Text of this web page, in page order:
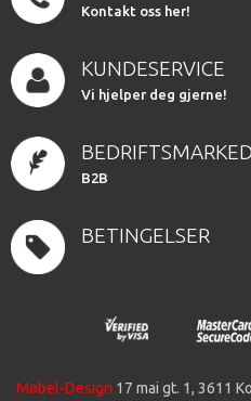
Kontakt oss her!
KUNDESERVICE
Vi hjelper deg gjerne!
BEDRIFTSMARKED
B2B
BETINGELSER
Møbel-Design 17 mai gt. 1, 3611